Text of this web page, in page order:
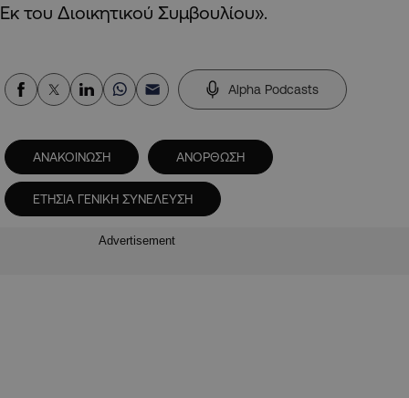
Εκ του Διοικητικού Συμβουλίου».
Alpha Podcasts
ΑΝΑΚΟΙΝΩΣΗ ΑΝΟΡΘΩΣΗ
ΕΤΗΣΙΑ ΓΕΝΙΚΗ ΣΥΝΕΛΕΥΣΗ
Advertisement